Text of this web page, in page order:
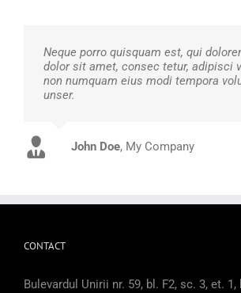
Neque porro quisquam est, qui
dolor sit amet, consec tetur, adipisci
non numquam eius modi tempora
unser.
John Doe, My Company
Luke Beck Theme Fusion
CONTACT
Bulevardul Unirii nr. 59, bl. F2, sc. 3, et. 1,